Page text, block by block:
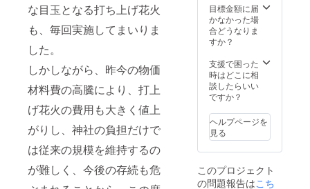
な目玉となる打ち上げ花火
も、毎回実施してまいりま
した。
しかしながら、昨今の物価
材料費の高騰により、打上
げ花火の費用も大きく値上
がりし、神社の負担だけで
は従来の規模を維持するの
が難しく、今後の存続も危
目標金額に届
かなかった場
合どうなりま
すか？
支援で困った
時はどこに相
談したらいい
ですか？
ヘルプページを
見る
このプロジェクト
の問題報告はこち